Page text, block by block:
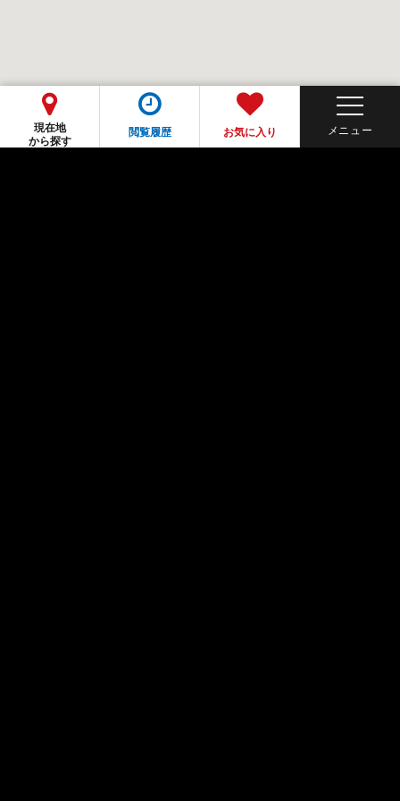
現在地
から探す
閲覧履歴 お気に入り